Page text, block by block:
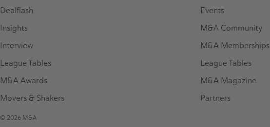
Dealflash
Insights
Interview
League Tables
M&A Awards
Movers & Shakers
Events
M&A Community
M&A Memberships
League Tables
M&A Magazine
Partners
© 2026 M&A